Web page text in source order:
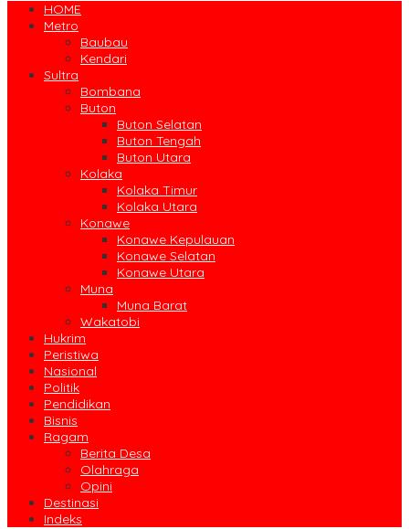
HOME
Metro
Baubau
Kendari
Sultra
Bombana
Buton
Buton Selatan
Buton Tengah
Buton Utara
Kolaka
Kolaka Timur
Kolaka Utara
Konawe
Konawe Kepulauan
Konawe Selatan
Konawe Utara
Muna
Muna Barat
Wakatobi
Hukrim
Peristiwa
Nasional
Politik
Pendidikan
Bisnis
Ragam
Berita Desa
Olahraga
Opini
Destinasi
Indeks